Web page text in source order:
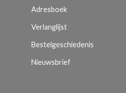
Adresboek
Verlanglijst
Bestelgeschiedenis
Nieuwsbrief